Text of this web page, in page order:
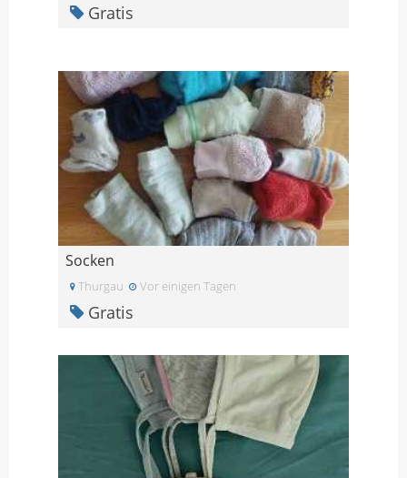
Gratis
Socken
Thurgau Vor einigen Tagen
Gratis